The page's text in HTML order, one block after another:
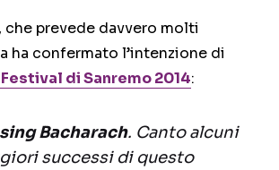
prevede davvero molti
ha confermato l’intenzione di
diSanremo 2014:
Bacharach. Canto alcuni
successi di questo